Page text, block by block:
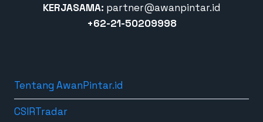
KERJASAMA: partner@awanpintar.id
+62-21-50209998
Tentang AwanPintar.id
CSIRTradar